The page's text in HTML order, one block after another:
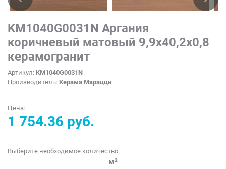
KM1040G0031N Аргания
коричневый матовый 9,9x40,2x0,8
керамогранит
Артикул: KM1040G0031N
Производитель: Керама Марацци
Цена:
1 754.36 руб.
Выберите необходимое количество:
м²